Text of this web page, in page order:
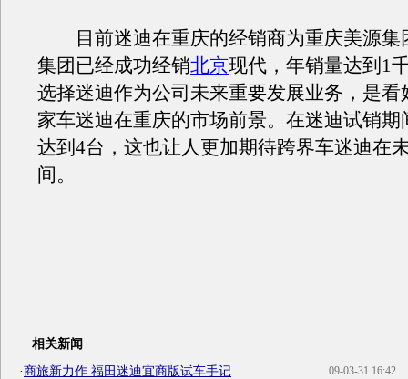
目前迷迪在重庆的经销商为重庆美源集
集团已经成功经销北京现代，年销量达到1
选择迷迪作为公司未来重要发展业务，是看
家车迷迪在重庆的市场前景。在迷迪试销期
达到4台，这也让人更加期待跨界车迷迪在
间。
相关新闻
09-03-31 16:42
·商旅新力作 福田迷迪宜商版试车手记